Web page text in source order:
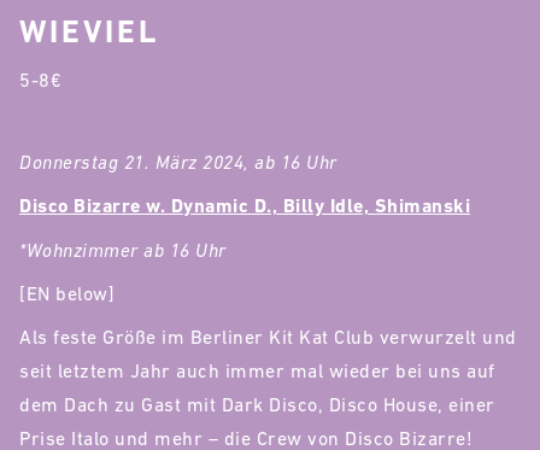
Donnerstag 21. März 2024, ab 16 Uhr
Disco Bizarre w. Dynamic D., Billy Idle, Shimanski
*Wohnzimmer ab 16 Uhr
[EN below]
Als feste Größe im Berliner Kit Kat Club verwurzelt und
seit letztem Jahr auch immer mal wieder bei uns auf
dem Dach zu Gast mit Dark Disco, Disco House, einer
Prise Italo und mehr – die Crew von Disco Bizarre!
WIEVIEL
5-8€